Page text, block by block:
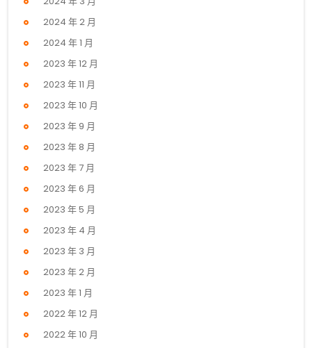
2024 年 2 月
2024 年 1 月
2023 年 12 月
2023 年 11 月
2023 年 10 月
2023 年 9 月
2023 年 8 月
2023 年 7 月
2023 年 6 月
2023 年 5 月
2023 年 4 月
2023 年 3 月
2023 年 2 月
2023 年 1 月
2022 年 12 月
2022 年 10 月